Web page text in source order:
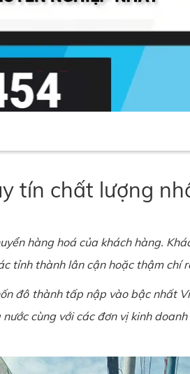
tín chất lượng
hàng hoá của khách hàng.
tỉnh thành lân cận hoặc thậm chí
đô thành tấp nập vào bậc nhất
cùng với các đơn vị kinh doanh